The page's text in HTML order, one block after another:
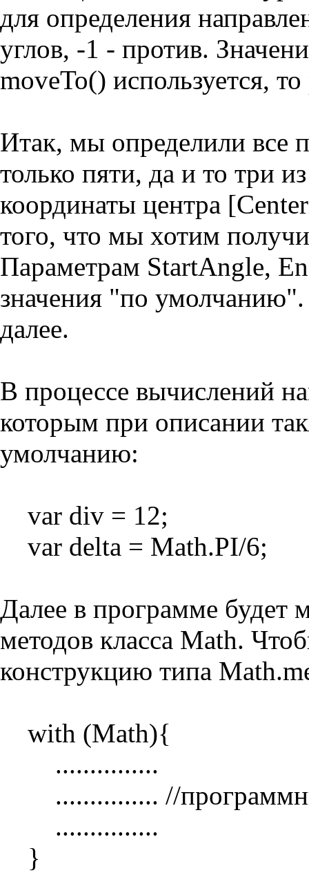
для определения
углов, -1 - против.
moveTo() используется,
Итак, мы определили все
только пяти, да и то три
координаты центра
того, что мы хотим
Параметрам StartAngle,
значения "по
далее.
В процессе вычислений
которым при описании
умолчанию:
var div = 12;
var delta = Math.PI/6;
Далее в программе будет
методов класса Math.
конструкцию типа
with (Math){
...............
............... //
...............
}